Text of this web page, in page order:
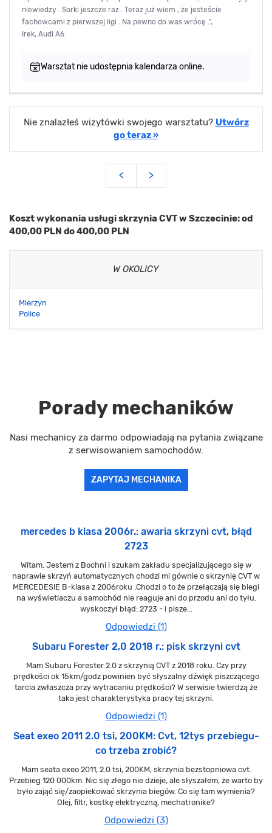
niewiedzy . Sorki jeszcze raz . Teraz już wiem , że jesteście
fachowcami z pierwszej ligi . Na pewno do was wrócę .",
Irek, Audi A6
Warsztat nie udostępnia kalendarza online.
Nie znalazłeś wizytówki swojego warsztatu? Utwórz
go teraz »
< >
Koszt wykonania usługi skrzynia CVT w Szczecinie: od
400,00 PLN do 400,00 PLN
W OKOLICY
Mierzyn
Police
Porady mechaników
Nasi mechanicy za darmo odpowiadają na pytania związane
z serwisowaniem samochodów.
ZAPYTAJ MECHANIKA
mercedes b klasa 2006r.: awaria skrzyni cvt, błąd
2723
Witam. Jestem z Bochni i szukam zakładu specjalizującego się w
naprawie skrzyń automatycznych chodzi mi gównie o skrzynię CVT w
MERCEDESIE B-klasa z 2006roku .Chodzi o to że przełączają się biegi
na wyświetlaczu a samochód nie reaguje ani do przodu ani do tyłu.
wyskoczył błąd: 2723 - i pisze...
Odpowiedzi (1)
Subaru Forester 2,0 2018 r.: pisk skrzyni cvt
Mam Subaru Forester 2.0 z skrzynią CVT z 2018 roku. Czy przy
prędkości ok 15km/godz powinien być słyszalny dźwięk piszczącego
tarcia zwłaszcza przy wytracaniu prędkości? W serwisie twierdzą że
taka jest charakterystyka pracy tej skrzyni.
Odpowiedzi (1)
Seat exeo 2011 2.0 tsi, 200KM: Cvt, 12tys przebiegu-
co trzeba zrobić?
Mam seata exeo 2011, 2.0 tsi, 200KM, skrzynia bezstopniowa cvt.
Przebieg 120 000km. Nic się złego nie dzieje, ale słyszałem, że warto by
było zająć się/zaopiekować skrzynia biegów. Co się tam wymienia?
Olej, filtr, kostkę elektryczną, mechatronike?
Odpowiedzi (3)